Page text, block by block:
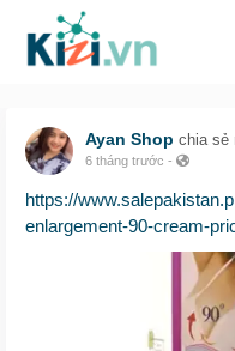
Ayan Shop chia sẻ
6 tháng trước -
https://
enlargement-90-cream-